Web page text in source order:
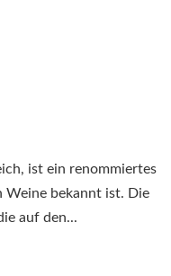
ist ein renommiertes
Weine bekannt ist. Die
auf den...